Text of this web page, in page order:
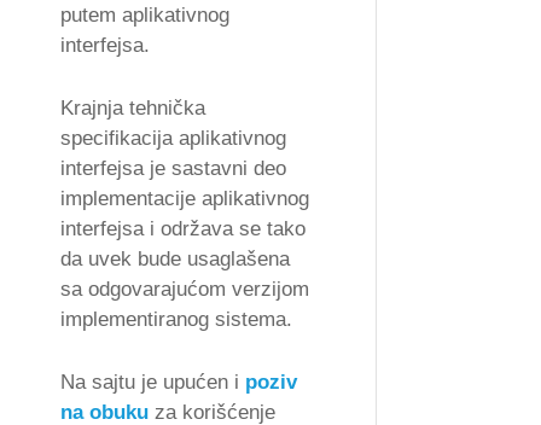
putem aplikativnog
interfejsa.
Krajnja tehnička
specifikacija aplikativnog
interfejsa je sastavni deo
implementacije aplikativnog
interfejsa i održava se tako
da uvek bude usaglašena
sa odgovarajućom verzijom
implementiranog sistema.
Na sajtu je upućen i poziv
na obuku za korišćenje